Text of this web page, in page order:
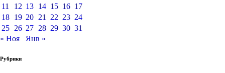
11
12 13 14 15 16 17
18 19 20 21 22 23 24
25 26 27 28 29 30 31
« Ноя
Янв »
Рубрики